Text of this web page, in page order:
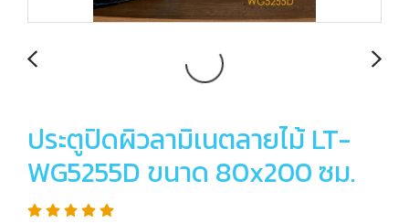
ประตูปิดผิวลามิเนตลายไม้ LT-
WG5255D ขนาด 80x200 ซม.